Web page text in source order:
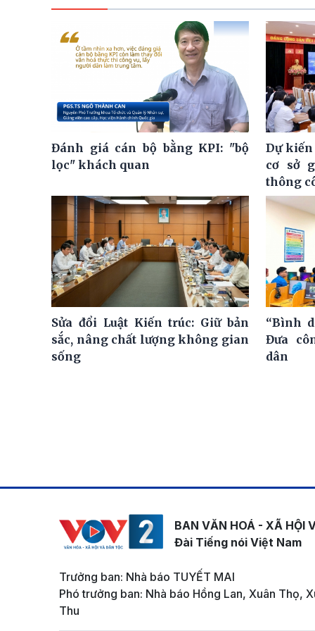
Đánh giá cán bộ bằng KPI: "bộ
lọc" khách quan
Dự kiến
cơ sở
thông
Sửa đổi Luật Kiến trúc: Giữ bản
sắc, nâng chất lượng không gian
sống
“Bình
Đưa
dân
BAN VĂN HOÁ - XÃ HỘI
Đài Tiếng nói Việt Nam
Trưởng ban: Nhà báo TUYẾT MAI
Phó trưởng ban: Nhà báo Hồng Lan, Xuân Thọ,
Thu